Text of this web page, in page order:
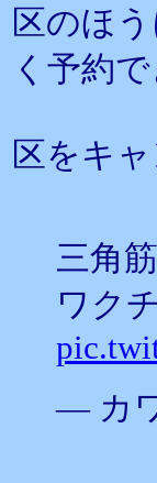
区のほ
く予約
区をキ
三角
ワク
— カ